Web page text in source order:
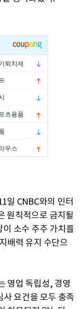
일 CNBC와의 인터
원칙적으로 금지될
소수 주주 가치를
배력 유지 수단으
영업 독립성, 경영
사 요건을 모두 충족